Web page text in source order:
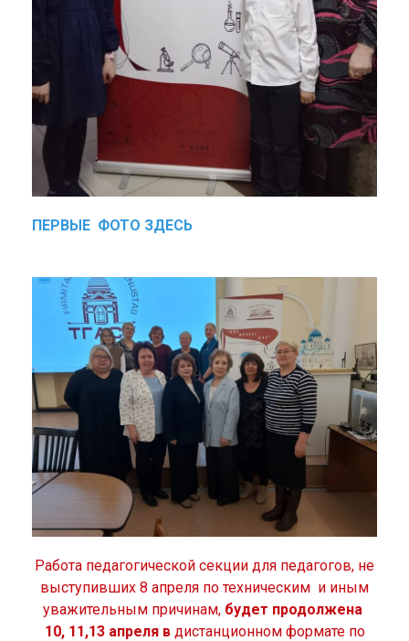
ПЕРВЫЕ ФОТО ЗДЕСЬ
Работа педагогической секции для педагогов, не
выступивших 8 апреля по техническим и иным
уважительным причинам, будет продолжена
10, 11,13 апреля вдистанционном формате по